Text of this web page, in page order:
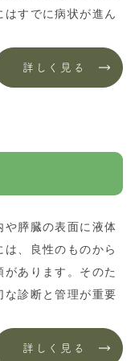
はすでに病状が進ん
詳しく見る
や膵臓の表面に液体
、良性のものから
あります。そのた
な診断と管理が重要
詳しく見る